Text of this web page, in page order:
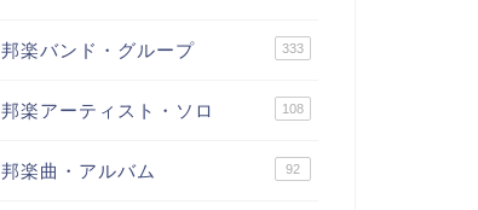
邦楽バンド・グループ 333
邦楽アーティスト・ソロ 108
邦楽曲・アルバム 92